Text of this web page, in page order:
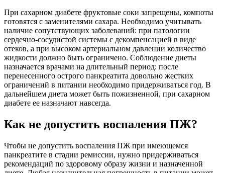
При сахарном диабете фруктовые соки запрещены, компоты
готовятся с заменителями сахара. Необходимо учитывать
наличие сопутствующих заболеваний: при патологии
сердечно-сосудистой системы с декомпенсацией в виде
отеков, а при высоком артериальном давлении количество
жидкости должно быть ограничено. Соблюдение диеты
назначается врачами на длительный период: после
перенесенного острого панкреатита довольно жестких
ограничений в питании необходимо придерживаться год. В
дальнейшем диета может быть пожизненной, при сахарном
диабете ее назначают навсегда.
Как не допустить воспаления ПЖ?
Чтобы не допустить воспаления ПЖ при имеющемся
панкреатите в стадии ремиссии, нужно придерживаться
рекомендаций по здоровому образу жизни и назначенной